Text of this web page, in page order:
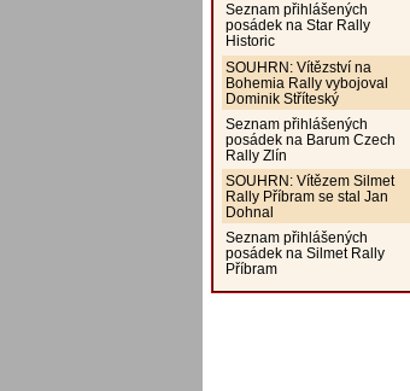
Seznam přihlášených
posádek na Star Rally
Historic
SOUHRN: Vítězství na
Bohemia Rally vybojoval
Dominik Stříteský
Seznam přihlášených
posádek na Barum Czech
Rally Zlín
SOUHRN: Vítězem Silmet
Rally Příbram se stal Jan
Dohnal
Seznam přihlášených
posádek na Silmet Rally
Příbram